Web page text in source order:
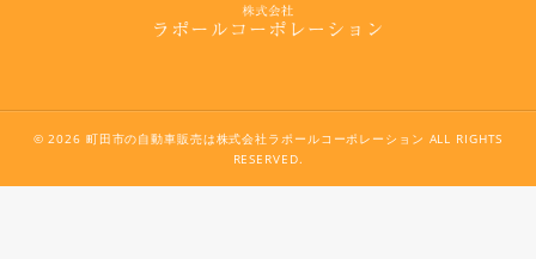
© 2026 町田市の自動車販売は株式会社ラポールコーポレーション ALL RIGHTS
RESERVED.